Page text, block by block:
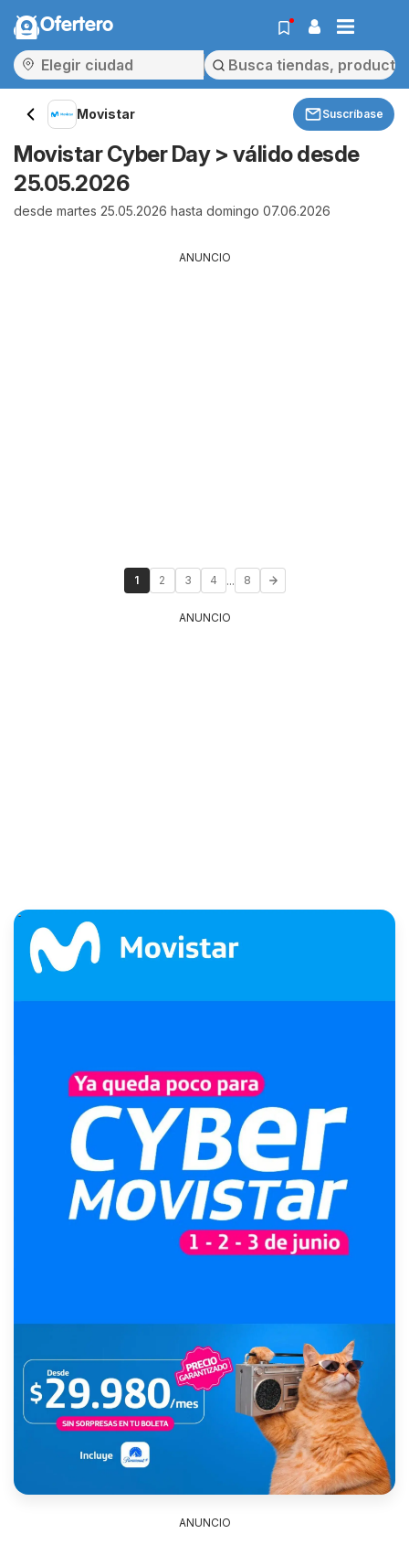
Ofertero
Movistar Suscríbase
Movistar Cyber Day > válido desde
25.05.2026
desde martes 25.05.2026 hasta domingo 07.06.2026
ANUNCIO
1 2 3 4 ... 8
ANUNCIO
ANUNCIO